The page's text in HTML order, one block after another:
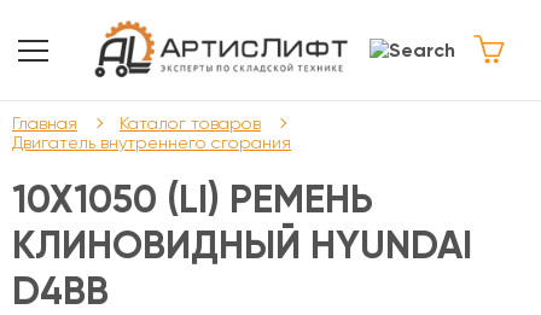
Главная
Каталог товаров
Двигатель внутреннего сгорания
10X1050 (LI) РЕМЕНЬ
КЛИНОВИДНЫЙ HYUNDAI
D4BB